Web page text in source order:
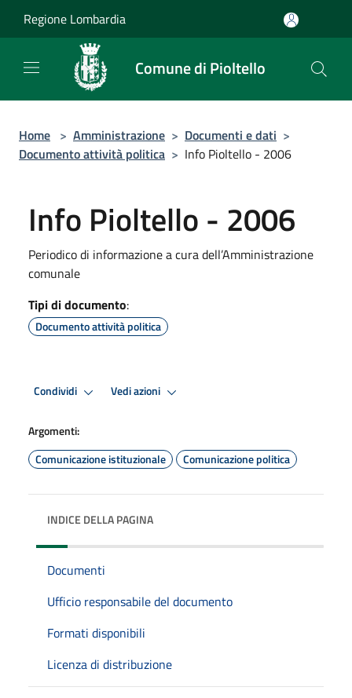
Regione Lombardia
Comune di Pioltello
Home > Amministrazione > Documenti e dati >
Documento attività politica > Info Pioltello - 2006
Info Pioltello - 2006
Periodico di informazione a cura dell’Amministrazione
comunale
Tipi di documento:
Documento attività politica
Condividi Vedi azioni
Argomenti:
Comunicazione istituzionale
Comunicazione politica
INDICE DELLA PAGINA
Documenti
Ufficio responsabile del documento
Formati disponibili
Licenza di distribuzione